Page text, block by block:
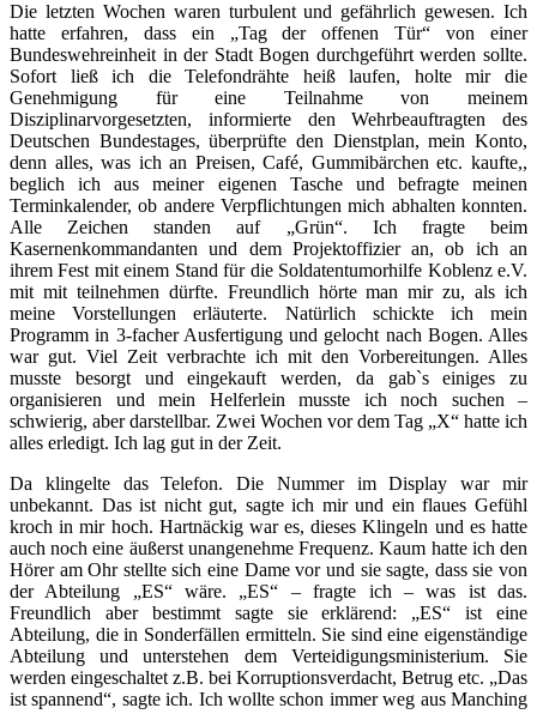
Die letzten Wochen waren turbulent und gefährlich gewesen. Ich
hatte erfahren, dass ein „Tag der offenen Tür“ von einer
Bundeswehreinheit in der Stadt Bogen durchgeführt werden sollte.
Sofort ließ ich die Telefondrähte heiß laufen, holte mir die
Genehmigung für eine Teilnahme von meinem
Disziplinarvorgesetzten, informierte den Wehrbeauftragten des
Deutschen Bundestages, überprüfte den Dienstplan, mein Konto,
denn alles, was ich an Preisen, Café, Gummibärchen etc. kaufte,,
beglich ich aus meiner eigenen Tasche und befragte meinen
Terminkalender, ob andere Verpflichtungen mich abhalten konnten.
Alle Zeichen standen auf „Grün“. Ich fragte beim
Kasernenkommandanten und dem Projektoffizier an, ob ich an
ihrem Fest mit einem Stand für die Soldatentumorhilfe Koblenz e.V.
mit mit teilnehmen dürfte. Freundlich hörte man mir zu, als ich
meine Vorstellungen erläuterte. Natürlich schickte ich mein
Programm in 3-facher Ausfertigung und gelocht nach Bogen. Alles
war gut. Viel Zeit verbrachte ich mit den Vorbereitungen. Alles
musste besorgt und eingekauft werden, da gab`s einiges zu
organisieren und mein Helferlein musste ich noch suchen –
schwierig, aber darstellbar. Zwei Wochen vor dem Tag „X“ hatte ich
alles erledigt. Ich lag gut in der Zeit.
Da klingelte das Telefon. Die Nummer im Display war mir
unbekannt. Das ist nicht gut, sagte ich mir und ein flaues Gefühl
kroch in mir hoch. Hartnäckig war es, dieses Klingeln und es hatte
auch noch eine äußerst unangenehme Frequenz. Kaum hatte ich den
Hörer am Ohr stellte sich eine Dame vor und sie sagte, dass sie von
der Abteilung „ES“ wäre. „ES“ – fragte ich – was ist das.
Freundlich aber bestimmt sagte sie erklärend: „ES“ ist eine
Abteilung, die in Sonderfällen ermitteln. Sie sind eine eigenständige
Abteilung und unterstehen dem Verteidigungsministerium. Sie
werden eingeschaltet z.B. bei Korruptionsverdacht, Betrug etc. „Das
ist spannend“, sagte ich. Ich wollte schon immer weg aus Manching